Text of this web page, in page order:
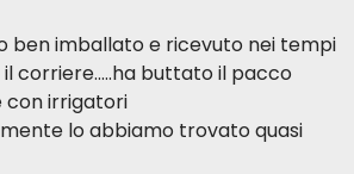
ben imballato e ricevuto nei tempi
corriere.....ha buttato il pacco
con irrigatori
lo abbiamo trovato quasi